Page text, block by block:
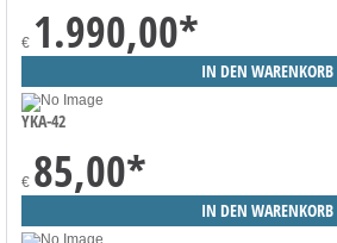
€ 1.990,00*
YKA-42
€ 85,00*